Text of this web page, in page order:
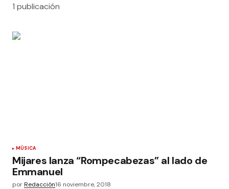
1 publicación
MÚSICA
Mijares lanza “Rompecabezas” al lado de
Emmanuel
porRedacción16 noviembre, 2018